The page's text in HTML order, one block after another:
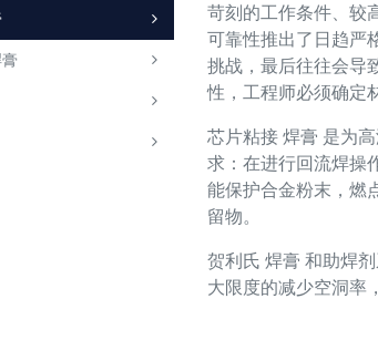
苛刻的工作条件、较
可靠性推出了日趋严
挑战，最后往往会导
性，工程师必须确定
芯片粘接 焊膏 是为
求：在进行回流焊操
能保护合金粉末，燃
留物。
贺利氏 焊膏 和助焊
大限度的减少空洞率